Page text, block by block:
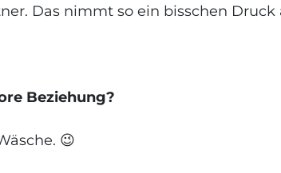
Das nimmt so ein bisschen Druck
Beziehung?
😉